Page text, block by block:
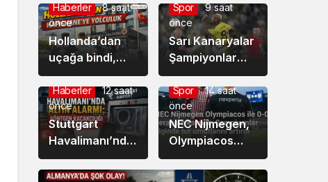
Haberler
8 saat
önce
Hollanda’dan
uçağa bindi,
Türkiye’ye iner
inmez
tutuklandı
Spor
9 saat
önce
Sarı Kanaryalar
Şampiyonlar
Ligi’nde Şen
Şakrak:
Fenerbahçe: 2 –
Sturm Graz: 0
Haberler
12 saat
önce
Stuttgart
Havalimanı’nda
Altın Alarmı:
Röntgen
Spor
14 saat
önce
NEC Nijmegen,
Olympiacos
deplasmanından
umutlu döndü: